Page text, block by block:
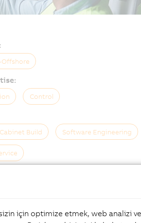
Control
Build Software Engineering
için optimize etmek, web analizi